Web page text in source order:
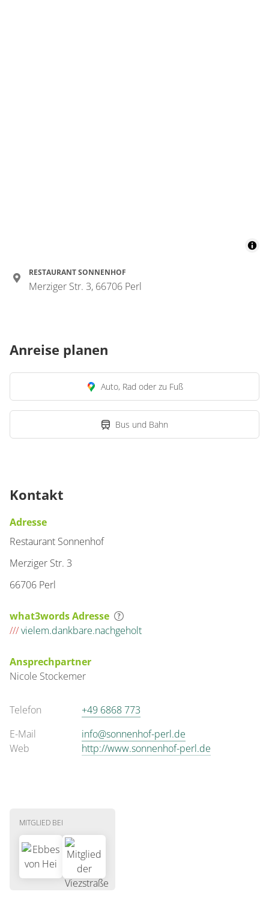
RESTAURANT SONNENHOF
Merziger Str. 3, 66706 Perl
Anreise planen
Auto, Rad oder zu Fuß
Bus und Bahn
Kontakt
Adresse
Restaurant Sonnenhof
Merziger Str. 3
66706 Perl
what3words Adresse
///vielem.dankbare.nachgeholt
Ansprechpartner
Nicole Stockemer
Telefon
+49 6868 773
E-Mail
info@sonnenhof-perl.de
Web
http://www.sonnenhof-perl.de
MITGLIED BEI